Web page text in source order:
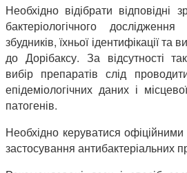
Необхідно відібрати відповідні
бактеріологічного
збудників, їхньої ідентифікації та
до Дорібаксу. За відсутності
вибір препаратів слід
епідеміологічних даних і
патогенів.
Необхідно керуватися
застосування антибактеріальних